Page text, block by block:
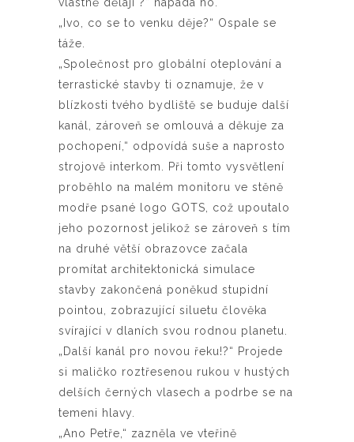
„Ivo, co se to venku děje?“ Ospale se
táže.
„Společnost pro globální oteplování a
terrastické stavby ti oznamuje, že v
blízkosti tvého bydliště se buduje další
kanál, zároveň se omlouvá a děkuje za
pochopení,“ odpovídá suše a naprosto
strojově interkom. Při tomto vysvětlení
proběhlo na malém monitoru ve stěně
modře psané logo GOTS, což upoutalo
jeho pozornost jelikož se zároveň s tím
na druhé větší obrazovce začala
promítat architektonická simulace
stavby zakončená poněkud stupidní
pointou, zobrazující siluetu člověka
svírající v dlaních svou rodnou planetu.
„Další kanál pro novou řeku!?“ Projede
si maličko roztřesenou rukou v hustých
delších černých vlasech a podrbe se na
temeni hlavy.
„Ano Petře,“ zazněla ve vteřině